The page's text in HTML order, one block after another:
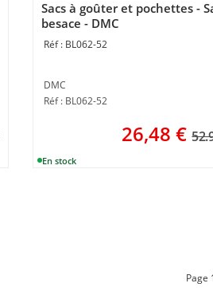
Sacs à goûter et pochettes -
besace - DMC
BL062-52
DMC
Réf : BL062-52
26,48 €
Page